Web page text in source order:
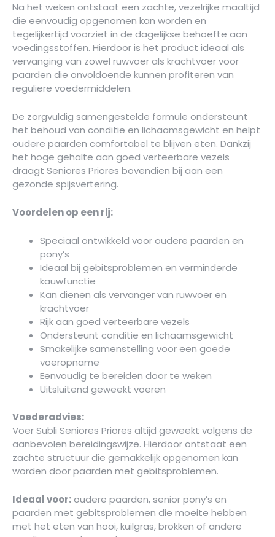
Na het weken ontstaat een zachte, vezelrijke maaltijd
die eenvoudig opgenomen kan worden en
tegelijkertijd voorziet in de dagelijkse behoefte aan
voedingsstoffen. Hierdoor is het product ideaal als
vervanging van zowel ruwvoer als krachtvoer voor
paarden die onvoldoende kunnen profiteren van
reguliere voedermiddelen.
De zorgvuldig samengestelde formule ondersteunt
het behoud van conditie en lichaamsgewicht en helpt
oudere paarden comfortabel te blijven eten. Dankzij
het hoge gehalte aan goed verteerbare vezels
draagt Seniores Priores bovendien bij aan een
gezonde spijsvertering.
Voordelen op een rij:
Speciaal ontwikkeld voor oudere paarden en
pony’s
Ideaal bij gebitsproblemen en verminderde
kauwfunctie
Kan dienen als vervanger van ruwvoer en
krachtvoer
Rijk aan goed verteerbare vezels
Ondersteunt conditie en lichaamsgewicht
Smakelijke samenstelling voor een goede
voeropname
Eenvoudig te bereiden door te weken
Uitsluitend geweekt voeren
Voederadvies:
Voer Subli Seniores Priores altijd geweekt volgens de
aanbevolen bereidingswijze. Hierdoor ontstaat een
zachte structuur die gemakkelijk opgenomen kan
worden door paarden met gebitsproblemen.
Ideaal voor:oudere paarden, senior pony’s en
paarden met gebitsproblemen die moeite hebben
met het eten van hooi, kuilgras, brokken of andere